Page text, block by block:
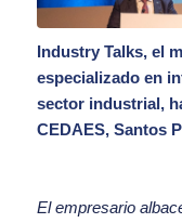
Industry Talks, el
especializado en
sector industrial,
CEDAES, Santos
El empresario